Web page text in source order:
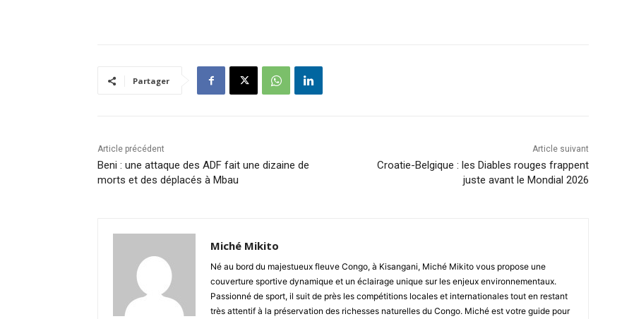
Partager
Article précédent
Beni : une attaque des ADF fait une dizaine de
morts et des déplacés à Mbau
Article suivant
Croatie-Belgique : les Diables rouges frappent
juste avant le Mondial 2026
Miché Mikito
Né au bord du majestueux fleuve Congo, à Kisangani, Miché Mikito vous propose une
couverture sportive dynamique et un éclairage unique sur les enjeux environnementaux.
Passionné de sport, il suit de près les compétitions locales et internationales tout en restant
très attentif à la préservation des richesses naturelles du Congo. Miché est votre guide pour